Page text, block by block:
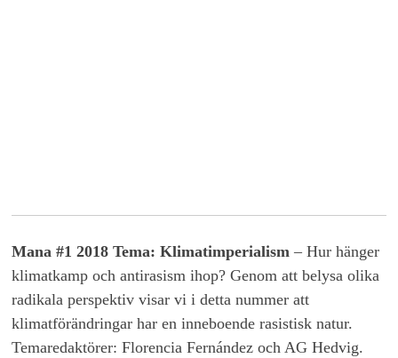
Mana #1 2018 Tema: Klimatimperialism – Hur hänger
klimatkamp och antirasism ihop? Genom att belysa olika
radikala perspektiv visar vi i detta nummer att
klimatförändringar har en inneboende rasistisk natur.
Temaredaktörer: Florencia Fernández och AG Hedvig.